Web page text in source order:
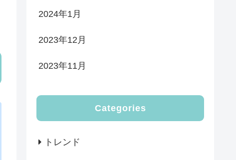
2024年1月
2023年12月
2023年11月
Categories
トレンド